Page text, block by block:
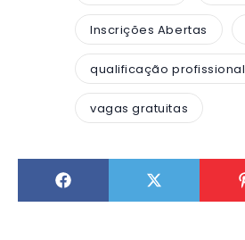
Inscrições Abertas
qualificação profissional
vagas gratuitas